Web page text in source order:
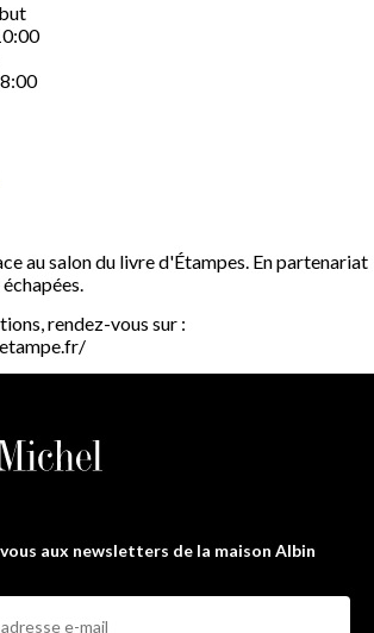
au salon du livre d'Étampes. En partenariat
rendez-vous sur :
aux newsletters de la maison Albin